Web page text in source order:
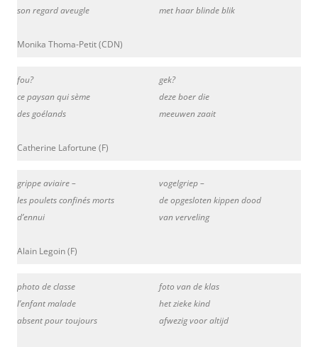
son regard aveugle
Monika Thoma-Petit (CDN)
met haar blinde blik
fou?
ce paysan qui sème
des goélands
Catherine Lafortune (F)
gek?
deze boer die
meeuwen zaait
grippe aviaire –
les poulets confinés morts
d’ennui
Alain Legoin (F)
vogelgriep –
de opgesloten kippen dood
van verveling
photo de classe
l’enfant malade
absent pour toujours
foto van de klas
het zieke kind
afwezig voor altijd